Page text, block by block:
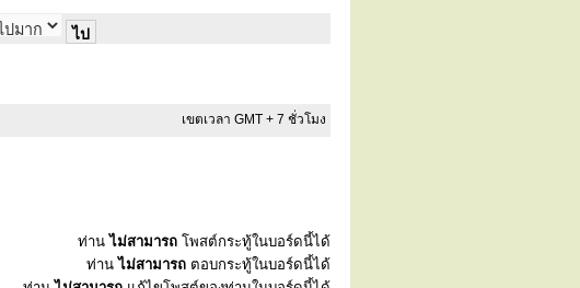
เขตเวลา GMT + 7 ชั่วโมง
ท่านไม่สามารถ โพสต์กระทู้ในบอร์ดนี้ได้
ท่านไม่สามารถ ตอบกระทู้ในบอร์ดนี้ได้